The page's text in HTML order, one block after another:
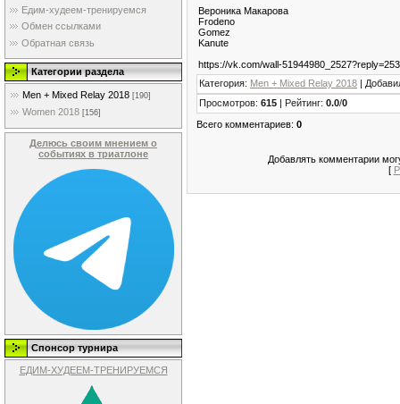
Едим-худеем-тренируемся
Обмен ссылками
Обратная связь
Категории раздела
Men + Mixed Relay 2018 [190]
Women 2018 [156]
Делюсь своим мнением о
событиях в триатлоне
Спонсор турнира
ЕДИМ-ХУДЕЕМ-ТРЕНИРУЕМСЯ
Вероника Μакарова
Frodeno
Gomez
Kanute
https://vk.com/wall-
Категория: Men + Mixed Relay 2018 |
Просмотров: 615 | Рейтинг: 0.0/0
Всего комментариев: 0
Добавлять комментарии
[